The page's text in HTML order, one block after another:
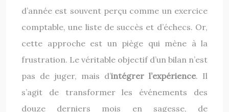
d’année est souvent perçu comme un exercice
comptable, une liste de succès et d’échecs. Or,
cette approche est un piège qui mène à la
frustration. Le véritable objectif d’un bilan n’est
pas de juger, mais d’intégrer l’expérience. Il
s’agit de transformer les événements des
douze derniers mois en sagesse, de